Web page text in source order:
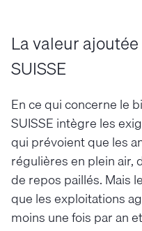
La valeur
SUISSE
En ce qui concerne le
SUISSE intègre les
qui prévoient que les
régulières en plein air,
de repos paillés. Mais
que les exploitations
moins une fois par an